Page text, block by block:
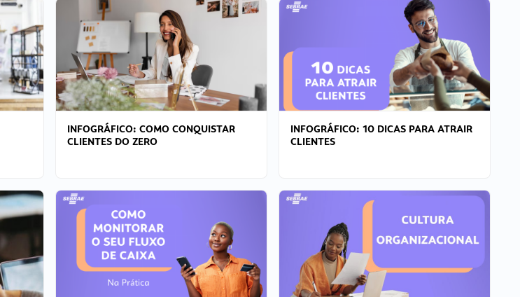
INFOGRÁFICO: COMO CONQUISTAR
CLIENTES DO ZERO
INFOGRÁFICO: 10 DICAS PARA ATRAIR
CLIENTES